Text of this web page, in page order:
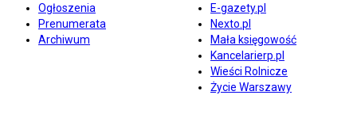
Ogłoszenia
Prenumerata
Archiwum
E-gazety.pl
Nexto.pl
Mała księgowość
Kancelarierp.pl
Wieści Rolnicze
Życie Warszawy